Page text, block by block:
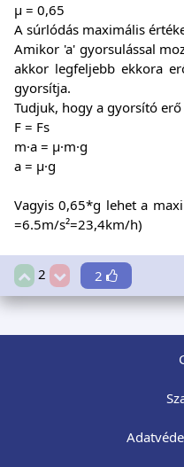
µ = 0,65
A súrlódás maximális
Amikor 'a' gyorsulással
akkor legfeljebb ekkora
gyorsítja.
Tudjuk, hogy a gyorsító erő
F = Fs
m·a = µ·m·g
a = µ·g
Vagyis 0,65*g lehet a
=6.5m/s²=23,4km/h)
2 2